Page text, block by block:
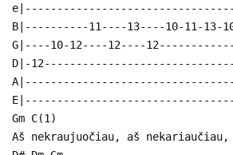
B|----------11----13----10-11-13-
G|----10-12----12----
D|-
Gm C(1)
Aš nekraujuočiau, aš nekariaučiau,